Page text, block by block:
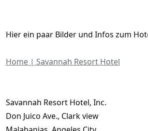
Hier ein paar Bilder und Infos zum
Home | Savannah Resort Hotel
Savannah Resort Hotel, Inc.
Don Juico Ave., Clark view